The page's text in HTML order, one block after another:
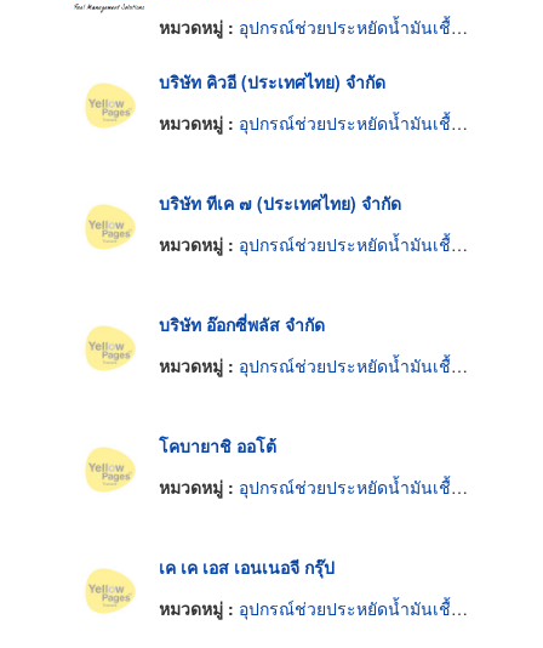
หมวดหมู่ : อุปกรณ์ช่วยประหยัดน้ำมันเชื้อเพลิง
บริษัท คิวอี (ประเทศไทย) จำกัด
หมวดหมู่ : อุปกรณ์ช่วยประหยัดน้ำมันเชื้อเพลิง
บริษัท ทีเค ๗ (ประเทศไทย) จำกัด
หมวดหมู่ : อุปกรณ์ช่วยประหยัดน้ำมันเชื้อเพลิง
บริษัท อ๊อกซี่พลัส จำกัด
หมวดหมู่ : อุปกรณ์ช่วยประหยัดน้ำมันเชื้อเพลิง
โคบายาชิ ออโต้
หมวดหมู่ : อุปกรณ์ช่วยประหยัดน้ำมันเชื้อเพลิง
เค เค เอส เอนเนอจี กรุ๊ป
หมวดหมู่ : อุปกรณ์ช่วยประหยัดน้ำมันเชื้อเพลิง